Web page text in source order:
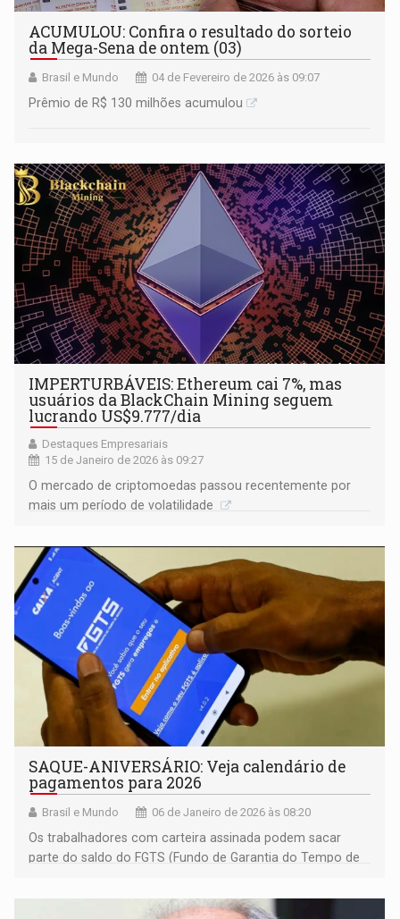
ACUMULOU: Confira o resultado do sorteio
da Mega-Sena de ontem (03)
Brasil e Mundo 04 de Fevereiro de 2026 às 09:07
Prêmio de R$ 130 milhões acumulou
IMPERTURBÁVEIS: Ethereum cai 7%, mas
usuários da BlackChain Mining seguem
lucrando US$9.777/dia
Destaques Empresariais
15 de Janeiro de 2026 às 09:27
O mercado de criptomoedas passou recentemente por
mais um período de volatilidade
SAQUE-ANIVERSÁRIO: Veja calendário de
pagamentos para 2026
Brasil e Mundo 06 de Janeiro de 2026 às 08:20
Os trabalhadores com carteira assinada podem sacar
parte do saldo do FGTS (Fundo de Garantia do Tempo de